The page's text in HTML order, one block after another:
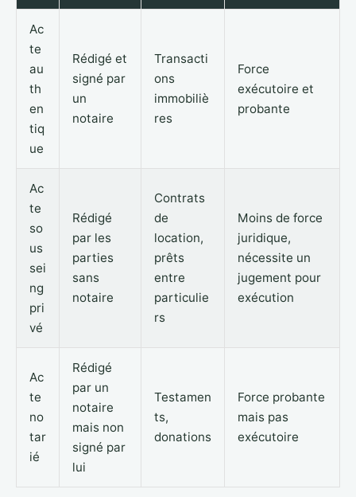
Ac
te
au
th
en
tiq
ue
Rédigé et
signé par
un
notaire
Transacti
ons
immobiliè
res
Force
exécutoire et
probante
Ac
te
so
us
sei
ng
pri
vé
Rédigé
par les
parties
sans
notaire
Contrats
de
location,
prêts
entre
particulie
rs
Moins de force
juridique,
nécessite un
jugement pour
exécution
Ac
te
no
tar
ié
Rédigé
par un
notaire
mais non
signé par
lui
Testamen
ts,
donations
Force probante
mais pas
exécutoire